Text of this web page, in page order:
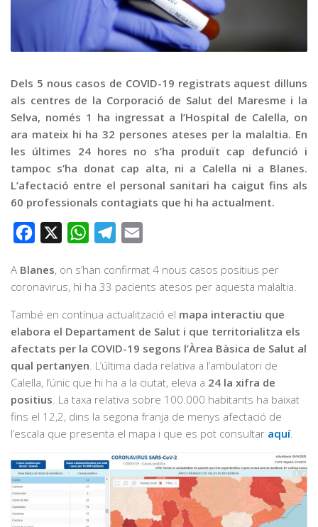
Contacte
Dels 5 nous casos de COVID-19 registrats aquest dilluns
als centres de la Corporació de Salut del Maresme i la
Selva, només 1 ha ingressat a l’Hospital de Calella, on
ara mateix hi ha 32 persones ateses per la malaltia. En
les últimes 24 hores no s’ha produït cap defunció i
tampoc s’ha donat cap alta, ni a Calella ni a Blanes.
L’afectació entre el personal sanitari ha caigut fins als
60 professionals contagiats que hi ha actualment.
Facebook WhatsAppTelegram
A Blanes, on s’han confirmat 4 nous casos positius per
coronavirus, hi ha 33 pacients atesos per aquesta malaltia.
També en contínua actualització el mapa interactiu que
elabora el Departament de Salut i que territorialitza els
afectats per la COVID-19 segons l’Àrea Bàsica de Salut al
qual pertanyen . L’última dada relativa a l’ambulatori de
Calella, l’únic que hi ha a la ciutat, eleva a 24 la xifra de
positius . La taxa relativa sobre 100.000 habitants ha baixat
fins el 12,2, dins la segona franja de menys afectació de
l’escala que presenta el mapa i que es pot consultar aquí.